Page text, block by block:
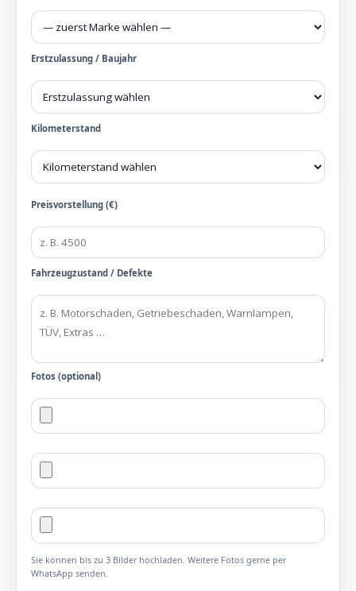
Erstzulassung / Baujahr
Kilometerstand
Preisvorstellung (€)
Fahrzeugzustand / Defekte
Fotos (optional)
Sie können bis zu 3 Bilder hochladen. Weitere Fotos gerne per
WhatsApp senden.